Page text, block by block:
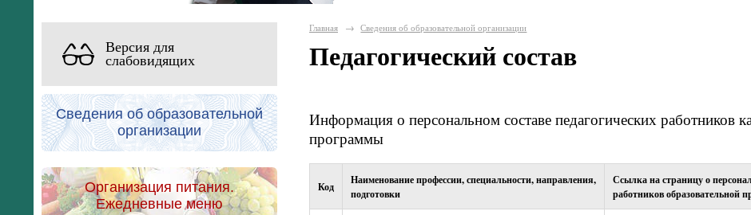
Версия для
слабовидящих
Сведения об образовательной
организации
Организация питания.
Ежедневные меню
Главная → Сведения об образовательной организации
Педагогический состав
Информация о персональном составе педагогических работников
программы
Код
Наименование профессии, специальности, направления,
подготовки
Ссылка на страницу о
работников образовательной